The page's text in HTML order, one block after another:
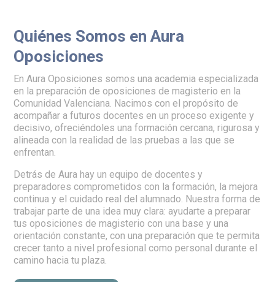
Quiénes Somos en Aura
Oposiciones
En Aura Oposiciones somos una academia especializada
en la preparación de oposiciones de magisterio en la
Comunidad Valenciana. Nacimos con el propósito de
acompañar a futuros docentes en un proceso exigente y
decisivo, ofreciéndoles una formación cercana, rigurosa y
alineada con la realidad de las pruebas a las que se
enfrentan.
Detrás de Aura hay un equipo de docentes y
preparadores comprometidos con la formación, la mejora
continua y el cuidado real del alumnado. Nuestra forma de
trabajar parte de una idea muy clara: ayudarte a preparar
tus oposiciones de magisterio con una base y una
orientación constante, con una preparación que te permita
crecer tanto a nivel profesional como personal durante el
camino hacia tu plaza.